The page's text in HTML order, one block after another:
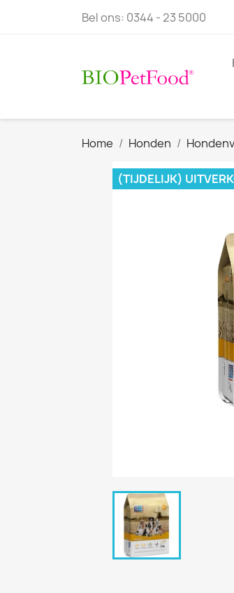
Bel ons: 0344 - 23 5000
Home Honden
(TIJDELIJK)